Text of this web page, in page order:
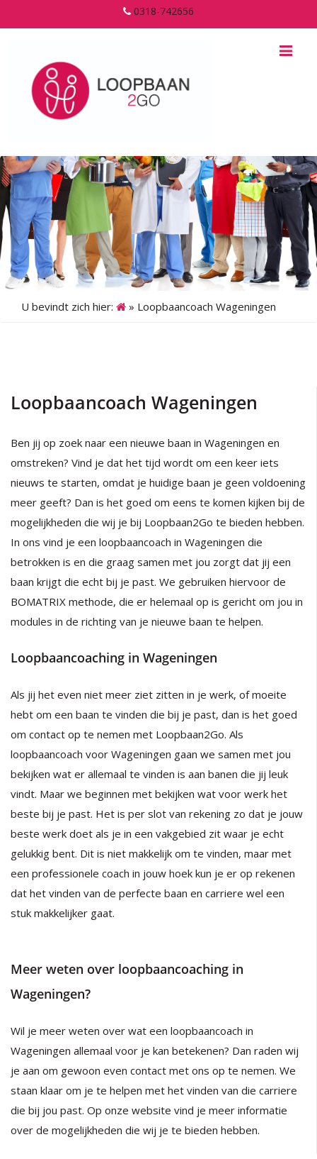
0318-742656
U bevindt zich hier: » Loopbaancoach Wageningen
Loopbaancoach Wageningen
Ben jij op zoek naar een nieuwe baan in Wageningen en
omstreken? Vind je dat het tijd wordt om een keer iets
nieuws te starten, omdat je huidige baan je geen voldoening
meer geeft? Dan is het goed om eens te komen kijken bij de
mogelijkheden die wij je bij Loopbaan2Go te bieden hebben.
In ons vind je een loopbaancoach in Wageningen die
betrokken is en die graag samen met jou zorgt dat jij een
baan krijgt die echt bij je past. We gebruiken hiervoor de
BOMATRIX methode, die er helemaal op is gericht om jou in
modules in de richting van je nieuwe baan te helpen.
Loopbaancoaching in Wageningen
Als jij het even niet meer ziet zitten in je werk, of moeite
hebt om een baan te vinden die bij je past, dan is het goed
om contact op te nemen met Loopbaan2Go. Als
loopbaancoach voor Wageningen gaan we samen met jou
bekijken wat er allemaal te vinden is aan banen die jij leuk
vindt. Maar we beginnen met bekijken wat voor werk het
beste bij je past. Het is per slot van rekening zo dat je jouw
beste werk doet als je in een vakgebied zit waar je echt
gelukkig bent. Dit is niet makkelijk om te vinden, maar met
een professionele coach in jouw hoek kun je er op rekenen
dat het vinden van de perfecte baan en carriere wel een
stuk makkelijker gaat.
Meer weten over loopbaancoaching in
Wageningen?
Wil je meer weten over wat een loopbaancoach in
Wageningen allemaal voor je kan betekenen? Dan raden wij
je aan om gewoon even contact met ons op te nemen. We
staan klaar om je te helpen met het vinden van die carriere
die bij jou past. Op onze website vind je meer informatie
over de mogelijkheden die wij je te bieden hebben.